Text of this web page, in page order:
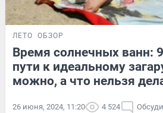
ЛЕТО ОБЗОР
Время солнечных ванн:
пути к идеальному
можно, а что нельзя
26 июня, 2024, 11:20 4 524